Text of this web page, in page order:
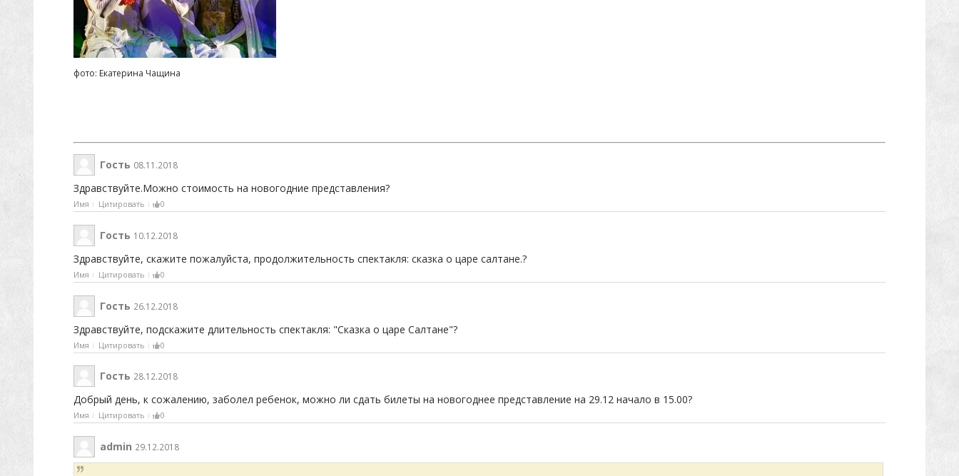
фото: Екатерина Чащина
Гость 08.11.2018
Здравствуйте.Можно стоимость на новогодние представления?
Имя Цитировать 0
Гость 10.12.2018
Здравствуйте, скажите пожалуйста, продолжительность спектакля: сказка о царе салтане.?
Имя Цитировать 0
Гость 26.12.2018
Здравствуйте, подскажите длительность спектакля: "Сказка о царе Салтане"?
Имя Цитировать 0
Гость 28.12.2018
Добрый день, к сожалению, заболел ребенок, можно ли сдать билеты на новогоднее представление на 29.12 начало в 15.00?
Имя Цитировать 0
admin 29.12.2018